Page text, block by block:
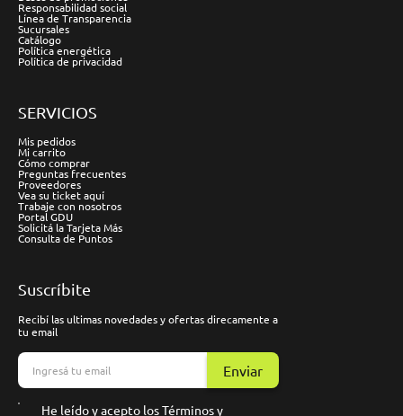
Responsabilidad social
Línea de Transparencia
Sucursales
Catálogo
Política energética
Política de privacidad
SERVICIOS
Mis pedidos
Mi carrito
Cómo comprar
Preguntas frecuentes
Proveedores
Vea su ticket aquí
Trabaje con nosotros
Portal GDU
Solicitá la Tarjeta Más
Consulta de Puntos
Suscríbite
Recibí las ultimas novedades y ofertas direcamente a
tu email
Enviar
He leído y acepto losTérminos y